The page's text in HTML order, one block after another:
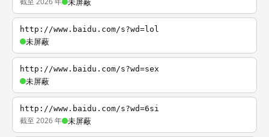
http://www.baidu.com/s?wd=lol
未屏蔽
http://www.baidu.com/s?wd=sex
未屏蔽
http://www.baidu.com/s?wd=6si
截至 2026 年 未屏蔽